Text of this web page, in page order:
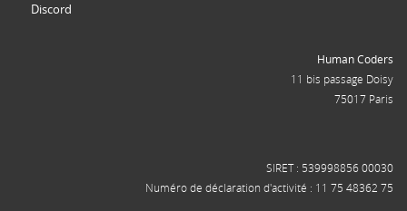
Discord
Human Coders
11 bis passage Doisy
75017 Paris
SIRET : 539998856 00030
Numéro de déclaration d'activité : 11 75 48362 75